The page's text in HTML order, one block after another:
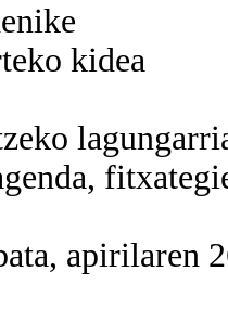
kidea
apirilaren